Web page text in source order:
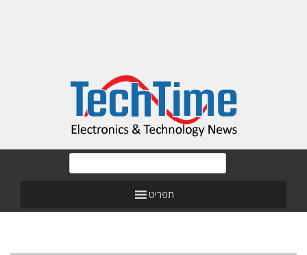
תפריט